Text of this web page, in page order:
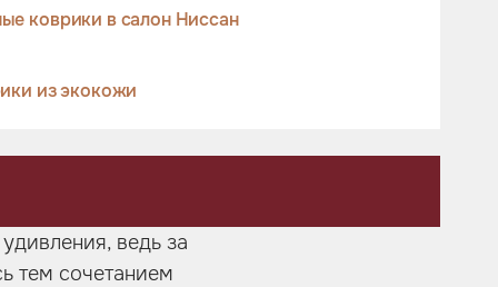
коврики в салон Ниссан
из экокожи
ведь за
тем сочетанием